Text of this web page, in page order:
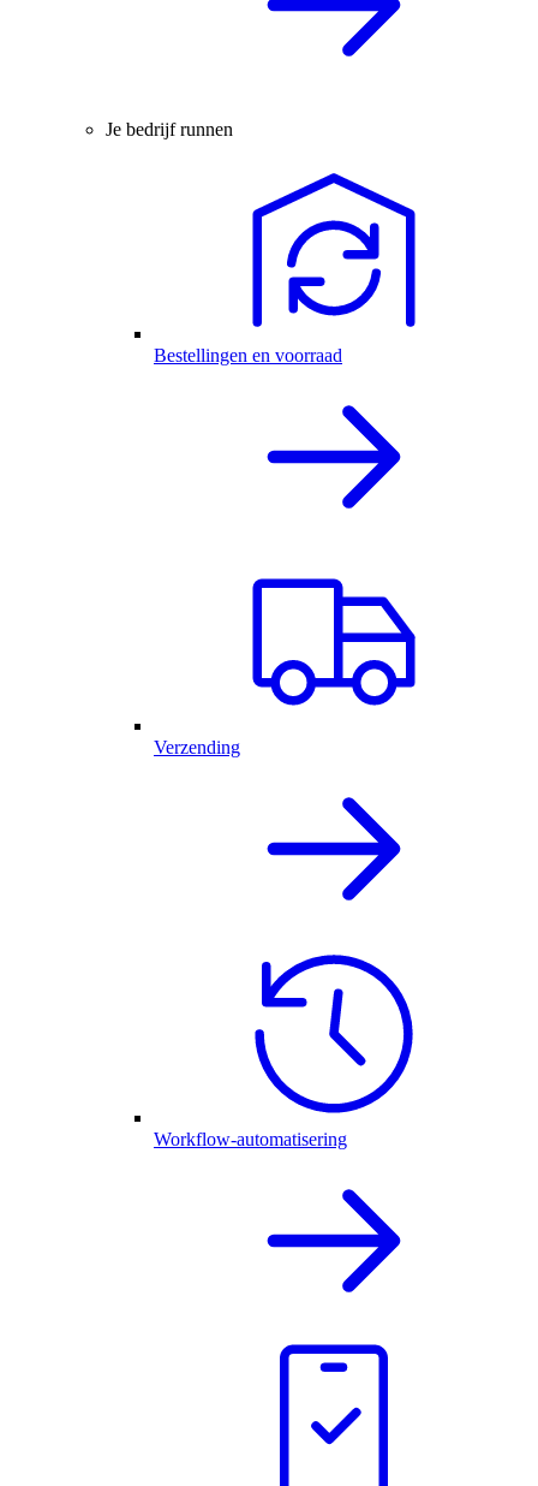
Je bedrijf runnen
Bestellingen en voorraad
Verzending
Workflow-automatisering